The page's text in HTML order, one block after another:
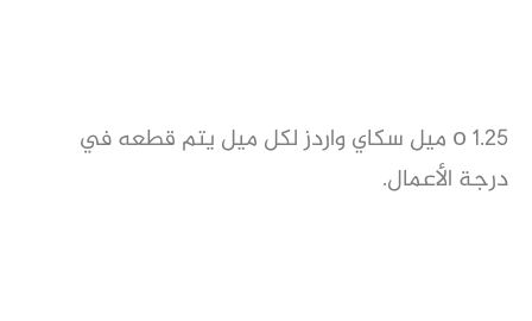
o 1.25 ميل سكاي واردز لكل ميل يتم قطعه في
درجة الأعمال.